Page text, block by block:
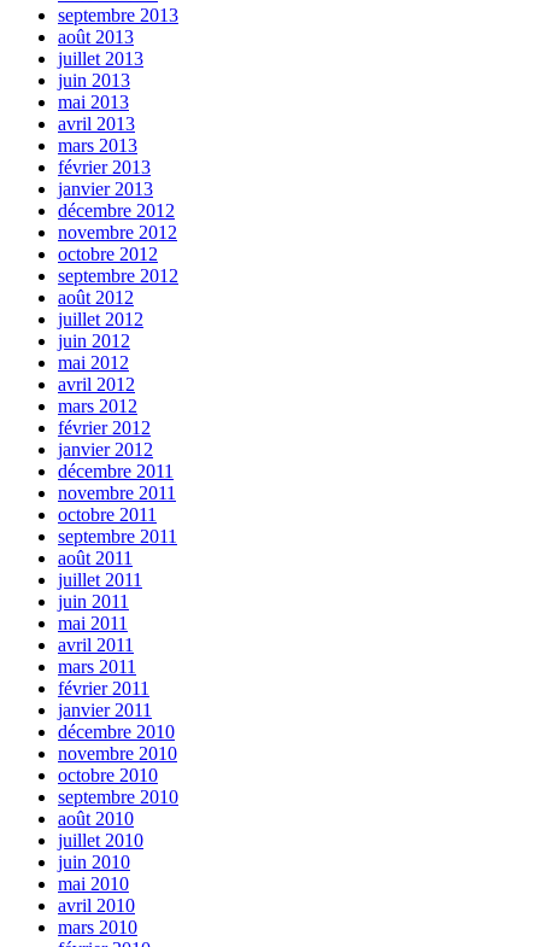
septembre 2013
août 2013
juillet 2013
juin 2013
mai 2013
avril 2013
mars 2013
février 2013
janvier 2013
décembre 2012
novembre 2012
octobre 2012
septembre 2012
août 2012
juillet 2012
juin 2012
mai 2012
avril 2012
mars 2012
février 2012
janvier 2012
décembre 2011
novembre 2011
octobre 2011
septembre 2011
août 2011
juillet 2011
juin 2011
mai 2011
avril 2011
mars 2011
février 2011
janvier 2011
décembre 2010
novembre 2010
octobre 2010
septembre 2010
août 2010
juillet 2010
juin 2010
mai 2010
avril 2010
mars 2010